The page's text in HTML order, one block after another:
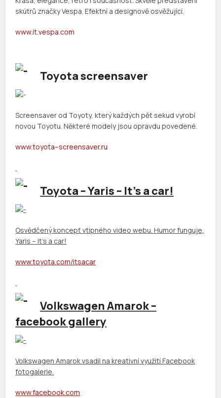
skútrů značky Vespa. Efektní a designově osvěžující.
www.it.vespa .com
Toyota screensaver
Screensaver od Toyoty, který každých pět sekud vyrobí
novou Toyotu. Některé modely jsou opravdu povedené.
www.toyota–screensaver.ru
Toyota – Yaris – It’s a car!
Osvědčený koncept vtipného video webu. Humor funguje,
Yaris – it’s a car!
www.toyota.com/itsacar
Volkswagen Amarok –
facebook gallery
Volkswagen Amarok vsadil na kreativní využití Facebook
fotogalerie.
www.facebook.com